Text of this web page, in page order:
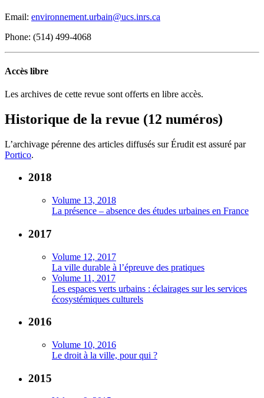
Email: environnement.urbain@ucs.inrs.ca
Phone: (514) 499-4068
Accès libre
Les archives de cette revue sont offerts en libre accès.
Historique de la revue (12 numéros)
L’archivage pérenne des articles diffusés sur Érudit est assuré par
Portico.
2018
Volume 13, 2018
La présence – absence des études urbaines en France
2017
Volume 12, 2017
La ville durable à l’épreuve des pratiques
Volume 11, 2017
Les espaces verts urbains : éclairages sur les services
écosystémiques culturels
2016
Volume 10, 2016
Le droit à la ville, pour qui ?
2015